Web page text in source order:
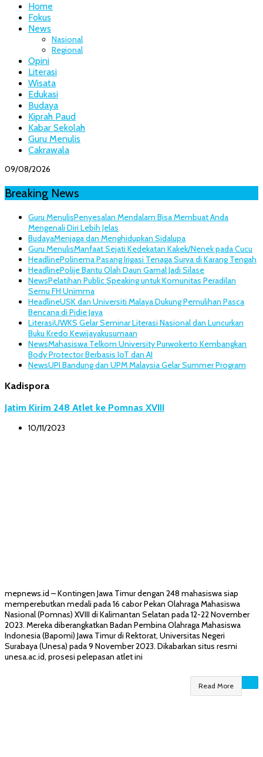
Home
Fokus
News
Nasional
Regional
Opini
Literasi
Wisata
Edukasi
Budaya
Kiprah Paud
Kabar Sekolah
Guru Menulis
Cakrawala
09/08/2026
Breaking News
Guru MenulisPenyesalan Mendalam Bisa Membuat Anda
Mengenali Diri Lebih Jelas
BudayaMenjaga dan Menghidupkan Sidalupa
Guru MenulisManfaat Sejati Kedekatan Kakek/Nenek pada Cucu
HeadlinePolinema Pasang Irigasi Tenaga Surya di Karang Tengah
HeadlinePolije Bantu Olah Daun Gamal Jadi Silase
NewsPelatihan Public Speaking untuk Komunitas Peradilan
Semu FH Unimma
HeadlineUSK dan Universiti Malaya Dukung Pemulihan Pasca
Bencana di Pidie Jaya
LiterasiUWKS Gelar Seminar Literasi Nasional dan Luncurkan
Buku Kredo Kewijayakusumaan
NewsMahasiswa Telkom University Purwokerto Kembangkan
Body Protector Berbasis IoT dan AI
NewsUPI Bandung dan UPM Malaysia Gelar Summer Program
Kadispora
Jatim Kirim 248 Atlet ke Pomnas XVIII
10/11/2023
mepnews.id – Kontingen Jawa Timur dengan 248 mahasiswa siap
memperebutkan medali pada 16 cabor Pekan Olahraga Mahasiswa
Nasional (Pomnas) XVIII di Kalimantan Selatan pada 12-22 November
2023. Mereka diberangkatkan Badan Pembina Olahraga Mahasiswa
Indonesia (Bapomi) Jawa Timur di Rektorat, Universitas Negeri
Surabaya (Unesa) pada 9 November 2023. Dikabarkan situs resmi
unesa.ac.id, prosesi pelepasan atlet ini
Read More